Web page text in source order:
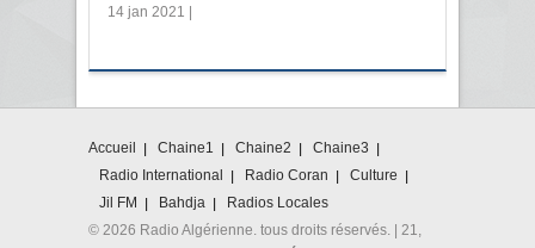
14 jan 2021 |
Accueil Chaine1 Chaine2
Chaine3
Radio International
Radio Coran
Culture
Jil FM
Bahdja
Radios Locales
© 2026 Radio Algérienne. tous droits réservés. | 21,